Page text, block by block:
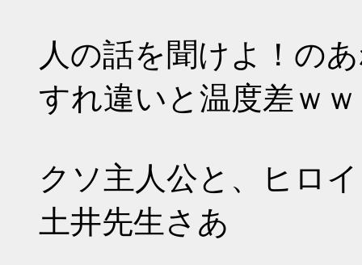
人の話を聞けよ！の
すれ違いと温度差ｗ
クソ主人公と、ヒロ
土井先生さあ